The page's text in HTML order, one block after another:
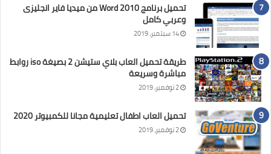
تحميل برنامج Word 2010 من ميديا فاير انجليزى
وعربي كامل
14 سبتمبر، 2019
طريقة تحميل العاب بلاي ستيشن 2 بصيغة iso روابط
مباشرة وسريعة
2 نوفمبر، 2019
تحميل العاب اطفال تعليمية مجانا للكمبيوتر 2020
2 نوفمبر، 2019